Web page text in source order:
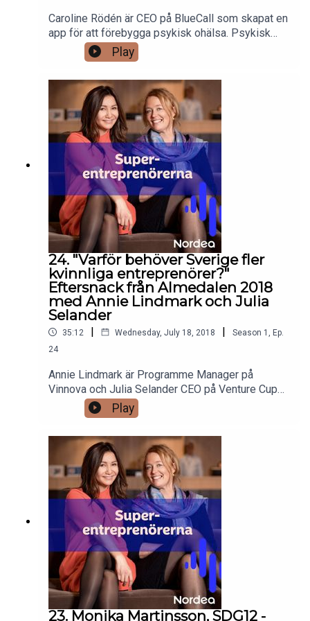
Caroline Rödén är CEO på BlueCall som skapat en
app för att förebygga psykisk ohälsa. Psykisk
ohälsa är ett stort samhällsproblem som kan
drabba alla. Med Bluecall har Caroline och hennes
kanske undvika sjukskrivningar. Inom Healthtech
ses Bluecall som väldigt lovande och med
investerare som bland annat Ashkan Fardost,
Helena Schiller, Fredrik Åhlberg och Cecilia
Storåkers Hjelmstedt i ryggen har de redan både
skapat en intressant start och framförallt en
spännande framtid. Välkomna att lyssna in!
Play
24. "Varför behöver Sverige fler
kvinnliga entreprenörer?"
Eftersnack från Almedalen 2018
med Annie Lindmark och Julia
Selander
35:12 | Wednesday, July 18, 2018 | Season 1
Ep.
24
Annie Lindmark är Programme Manager på
Vinnova och Julia Selander CEO på Venture Cup
Sweden. I detta avsnitt reflekterar vi över den
panel som Annie modererade och Julia deltog i
och utmaningar, vi pratar innovation och hur långt
vi har kommit i Sverige. Häng med!
Play
23. Monika Martinsson, SDG12 -